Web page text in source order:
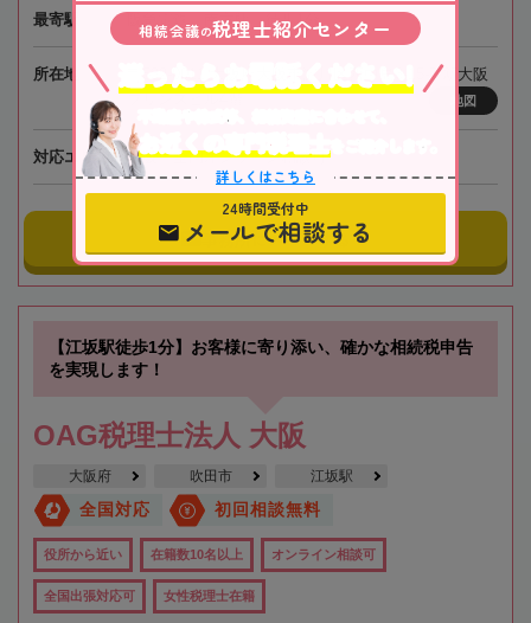
最寄駅 阪急電鉄「南方駅」徒歩1分
所在地
〒532-0011 大阪府大阪市淀川区西中島3-15-7 新大阪
プリンスビル4階
地図
対応エリア 大阪、全国オンライン相談可
事務所にメールする
【江坂駅徒歩1分】お客様に寄り添い、確かな相続税申告
を実現します！
OAG税理士法人 大阪
大阪府 吹田市 江坂駅
全国対応 初回相談無料
役所から近い 在籍数10名以上 オンライン相談可
全国出張対応可 女性税理士在籍
相続会議の税理士紹介センター
不動産や株式等、相続資産に合わせて、
お近くの専門税理士
をご紹介します。
詳しくはこちら
24時間受付中
メールで相談する